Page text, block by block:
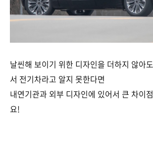
날씬해 보이기 위한 디자인을 더하지 않아
서 전기차라고 알지 못한다면
내연기관과 외부 디자인에 있어서 큰 차이
요!